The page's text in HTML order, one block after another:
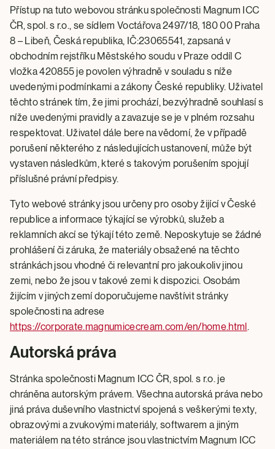
Přístup na tuto webovou stránku společnosti Magnum ICC
ČR, spol. s r.o., se sídlem Voctářova 2497/18, 180 00 Praha
8 – Libeň, Česká republika, IČ:23065541, zapsaná v
obchodním rejstříku Městského soudu v Praze oddíl C
vložka 420855 je povolen výhradně v souladu s níže
uvedenými podmínkami a zákony České republiky. Uživatel
těchto stránek tím, že jimi prochází, bezvýhradně souhlasí s
níže uvedenými pravidly a zavazuje se je v plném rozsahu
respektovat. Uživatel dále bere na vědomí, že v případě
porušení některého z následujících ustanovení, může být
vystaven následkům, které s takovým porušením spojují
příslušné právní předpisy.
Tyto webové stránky jsou určeny pro osoby žijící v České
republice a informace týkající se výrobků, služeb a
reklamních akcí se týkají této země. Neposkytuje se žádné
prohlášení či záruka, že materiály obsažené na těchto
stránkách jsou vhodné či relevantní pro jakoukoliv jinou
zemi, nebo že jsou v takové zemi k dispozici. Osobám
žijícím v jiných zemí doporučujeme navštívit stránky
společnosti na adrese
https://corporate.magnumicecream.com/en/home.html.
Autorská práva
Stránka společnosti Magnum ICC ČR, spol. s r.o. je
chráněna autorským právem. Všechna autorská práva nebo
jiná práva duševního vlastnictví spojená s veškerými texty,
obrazovými a zvukovými materiály, softwarem a jiným
materiálem na této stránce jsou vlastnictvím Magnum ICC